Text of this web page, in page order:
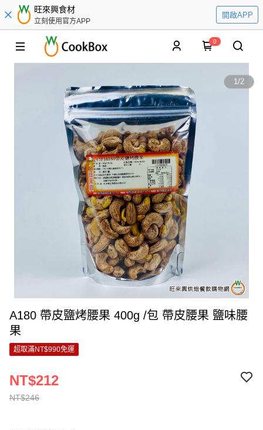
旺來興食材
立刻使用官方APP
開啟APP
0
1/2
A180 帶皮鹽烤腰果 400g /包 帶皮腰果 鹽味腰
果
超取滿NT$990免運
NT$246
NT$212